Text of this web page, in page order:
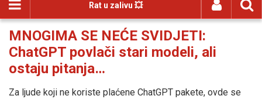
Rat u zalivu 💥
MNOGIMA SE NEĆE SVIDJETI:
ChatGPT povlači stari modeli, ali
ostaju pitanja…
Za ljude koji ne koriste plaćene ChatGPT pakete, ovde se